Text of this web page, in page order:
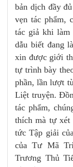
bản dịch đầy
vẹn tác phẩm,
tác giả khi
dẫu biết đang
xin được giới
tự trình bày
phần, lần lượt
Liệt truyện.
tác phẩm,
thích mà tự xét
tức Tập giải
của Tư Mã
Trương Thủ